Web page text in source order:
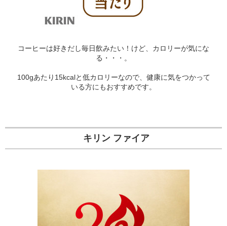
コーヒーは好きだし毎日飲みたい！けど、カロリーが気にな
る・・・。
100gあたり15kcalと低カロリーなので、健康に気をつかって
いる方にもおすすめです。
キリン ファイア